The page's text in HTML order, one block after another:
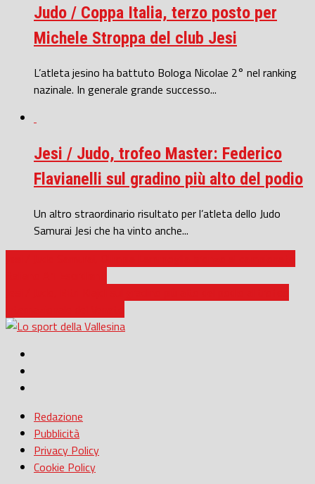
Judo / Coppa Italia, terzo posto per
Michele Stroppa del club Jesi
L’atleta jesino ha battuto Bologa Nicolae 2° nel ranking
nazinale. In generale grande successo...
Jesi / Judo, trofeo Master: Federico
Flavianelli sul gradino più alto del podio
Un altro straordinario risultato per l’atleta dello Judo
Samurai Jesi che ha vinto anche...
Redazione
Pubblicità
Privacy Policy
Cookie Policy